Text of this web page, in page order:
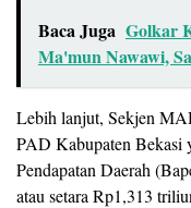
Baca Juga Golkar
Ma'mun Nawawi,
Lebih lanjut, Sekjen
PAD Kabupaten Bekasi
Pendapatan Daerah
atau setara Rp1,313